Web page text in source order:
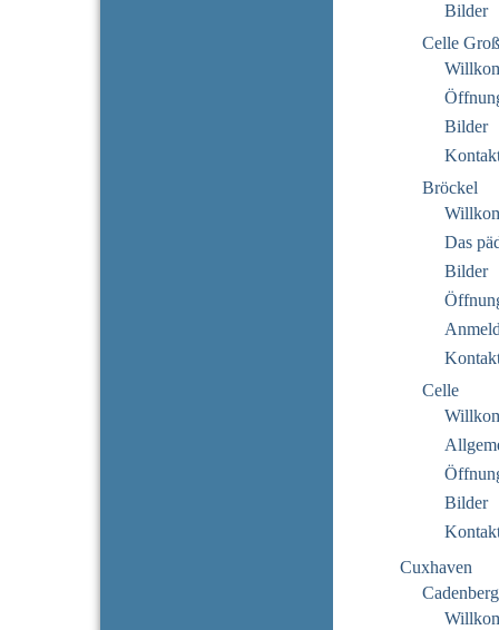
Bilder
Celle
Bilder
Bröckel
Das
Bilder
Celle
Bilder
Cuxhaven